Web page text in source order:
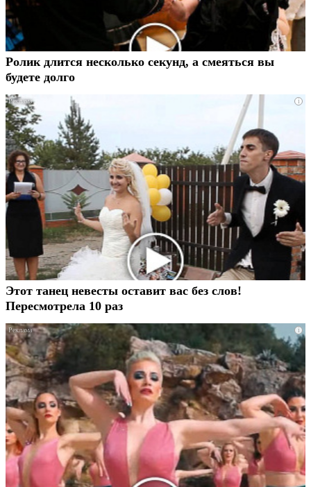
Ролик длится несколько секунд, а смеяться вы
будете долго
i
Этот танец невесты оставит вас без слов!
Пересмотрела 10 раз
i